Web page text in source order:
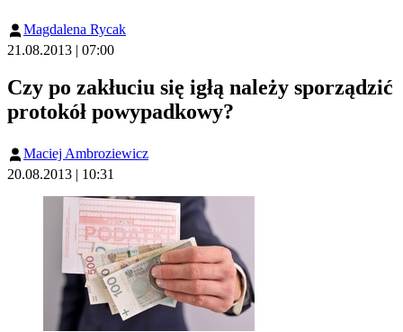
Magdalena Rycak
21.08.2013 | 07:00
Czy po zakłuciu się igłą należy sporządzić
protokół powypadkowy?
Maciej Ambroziewicz
20.08.2013 | 10:31